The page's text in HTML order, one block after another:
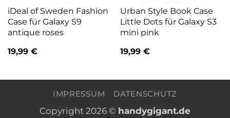
iDeal of Sweden Fashion
Case für Galaxy S9
antique roses
19,99 €
Urban Style Book Case
Little Dots für Galaxy S3
mini pink
19,99 €
IMPRESSUM DATENSCHUTZ
Copyright 2026 © handygigant.de